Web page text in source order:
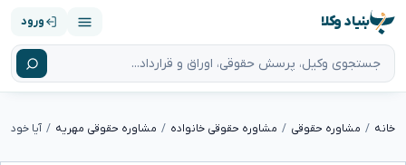
بنیاد وکلا ورود
خانه مشاوره حقوقی مشاوره حقوقی خانواده مشاوره حقوقی مهریه آیا خودم